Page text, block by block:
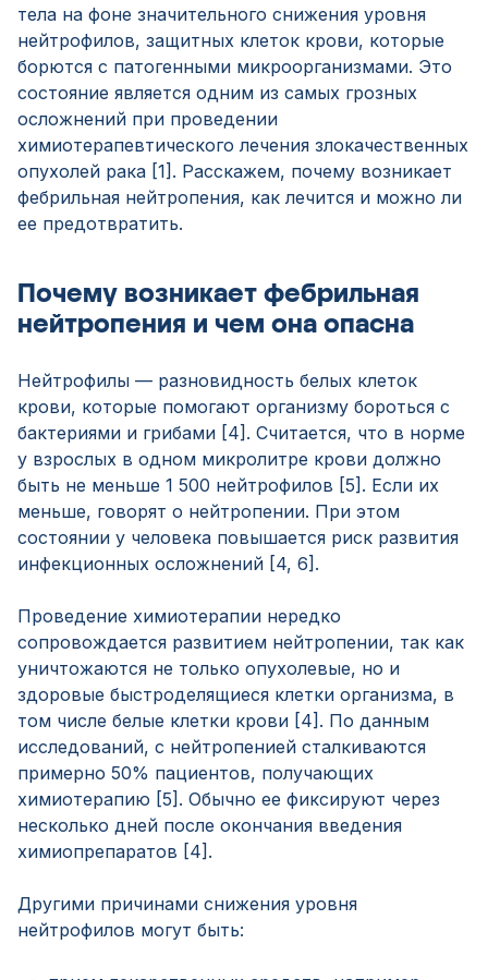
тела на фоне значительного снижения уровня
нейтрофилов, защитных клеток крови, которые
борются с патогенными микроорганизмами. Это
состояние является одним из самых грозных
осложнений при проведении
химиотерапевтического лечения злокачественных
опухолей рака [1]. Расскажем, почему возникает
фебрильная нейтропения, как лечится и можно ли
ее предотвратить.
Почему возникает фебрильная
нейтропения и чем она опасна
Нейтрофилы — разновидность белых клеток
крови, которые помогают организму бороться с
бактериями и грибами [4]. Считается, что в норме
у взрослых в одном микролитре крови должно
быть не меньше 1 500 нейтрофилов [5]. Если их
меньше, говорят о нейтропении. При этом
состоянии у человека повышается риск развития
инфекционных осложнений [4, 6].
Проведение химиотерапии нередко
сопровождается развитием нейтропении, так как
уничтожаются не только опухолевые, но и
здоровые быстроделящиеся клетки организма, в
том числе белые клетки крови [4]. По данным
исследований, с нейтропенией сталкиваются
примерно 50% пациентов, получающих
химиотерапию [5]. Обычно ее фиксируют через
несколько дней после окончания введения
химиопрепаратов [4].
Другими причинами снижения уровня
нейтрофилов могут быть: